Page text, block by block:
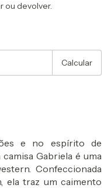
ou devolver.
Calcular
e no espírito de
Gabriela é uma
Confeccionada
ela traz um caimento